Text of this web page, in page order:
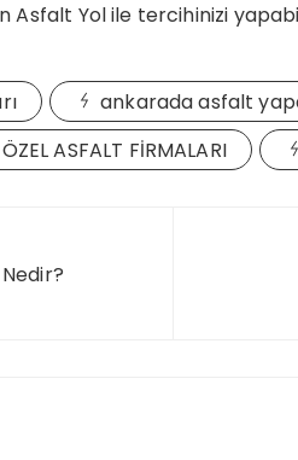
Yol ile tercihinizi
ankarada asfalt
ÖZEL ASFALT FİRMALARI